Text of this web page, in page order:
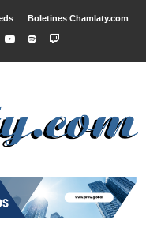
Boletines Chamlaty.com